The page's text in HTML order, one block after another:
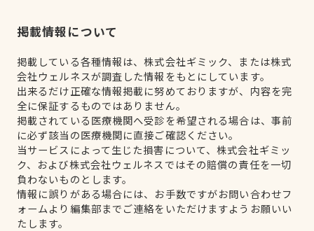
掲載情報について
掲載している各種情報は、株式会社ギミック、または株式
会社ウェルネスが調査した情報をもとにしています。
出来るだけ正確な情報掲載に努めておりますが、内容を完
全に保証するものではありません。
掲載されている医療機関へ受診を希望される場合は、事前
に必ず該当の医療機関に直接ご確認ください。
当サービスによって生じた損害について、株式会社ギミッ
ク、および株式会社ウェルネスではその賠償の責任を一切
負わないものとします。
情報に誤りがある場合には、お手数ですがお問い合わせフ
ォームより編集部までご連絡をいただけますようお願いい
たします。